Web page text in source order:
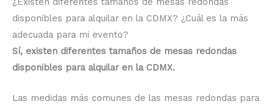
disponibles para alquilar en la CDMX? ¿Cuál es la más
adecuada para mi evento?
Sí, existen diferentes tamaños de mesas redondas
disponibles para alquilar en la CDMX.
Las medidas más comunes de las mesas redondas para